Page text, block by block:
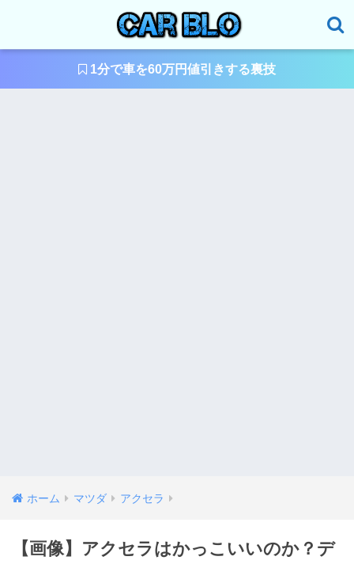
1分で車を60万円値引きする裏技
ホーム マツダ アクセラ
【画像】アクセラはかっこいいのか？デ